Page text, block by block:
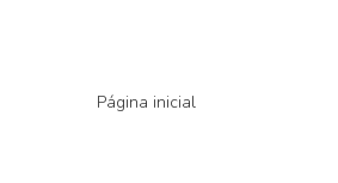
Página inicial